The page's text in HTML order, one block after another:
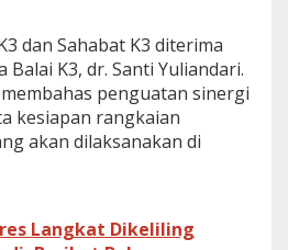
dan Sahabat K3 diterima
K3, dr. Santi Yuliandari.
penguatan sinergi
kesiapan rangkaian
akan dilaksanakan di
Langkat Dikeliling